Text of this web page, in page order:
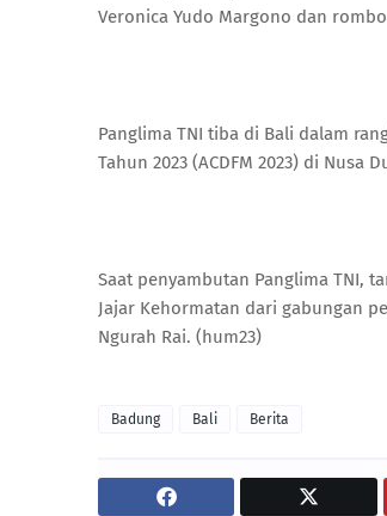
Veronica Yudo Margono dan
Panglima TNI tiba di Bali dalam
Tahun 2023 (ACDFM 2023) di Nusa
Saat penyambutan Panglima TNI,
Jajar Kehormatan dari gabungan
Ngurah Rai. (hum23)
Badung Bali Berita